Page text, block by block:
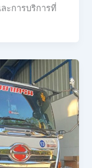
ะการบริการที่